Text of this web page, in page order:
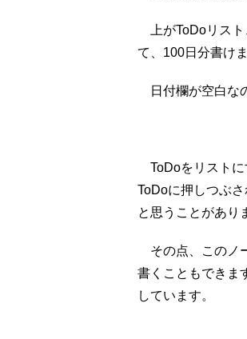
上がToDoリスト
て、100日分書けま
日付欄が空白な
ToDoをリストに
ToDoに押しつぶ
と思うことがあり
その点、このノ
書くこともできま
しています。